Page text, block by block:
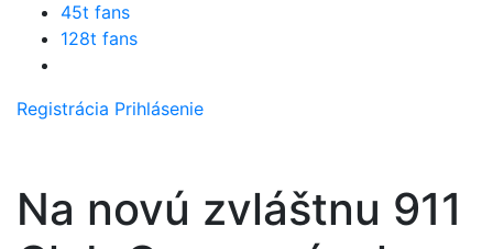
45t fans
128t fans
Registrácia Prihlásenie
Na novú zvláštnu 911